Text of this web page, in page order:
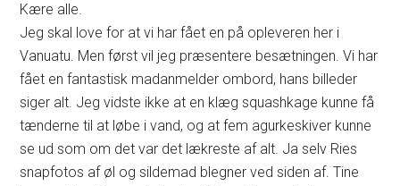
Kære alle.
Jeg skal love for at vi har fået en på opleveren her i
Vanuatu. Men først vil jeg præsentere besætningen. Vi har
fået en fantastisk madanmelder ombord, hans billeder
siger alt. Jeg vidste ikke at en klæg squashkage kunne få
tænderne til at løbe i vand, og at fem agurkeskiver kunne
se ud som om det var det lækreste af alt. Ja selv Ries
snapfotos af øl og sildemad blegner ved siden af. Tine